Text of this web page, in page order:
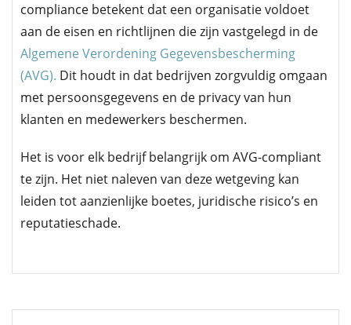
compliance betekent dat een organisatie voldoet
aan de eisen en richtlijnen die zijn vastgelegd in de
Algemene Verordening Gegevensbescherming
(AVG). Dit houdt in dat bedrijven zorgvuldig omgaan
met persoonsgegevens en de privacy van hun
klanten en medewerkers beschermen.
Het is voor elk bedrijf belangrijk om AVG-compliant
te zijn. Het niet naleven van deze wetgeving kan
leiden tot aanzienlijke boetes, juridische risico’s en
reputatieschade.